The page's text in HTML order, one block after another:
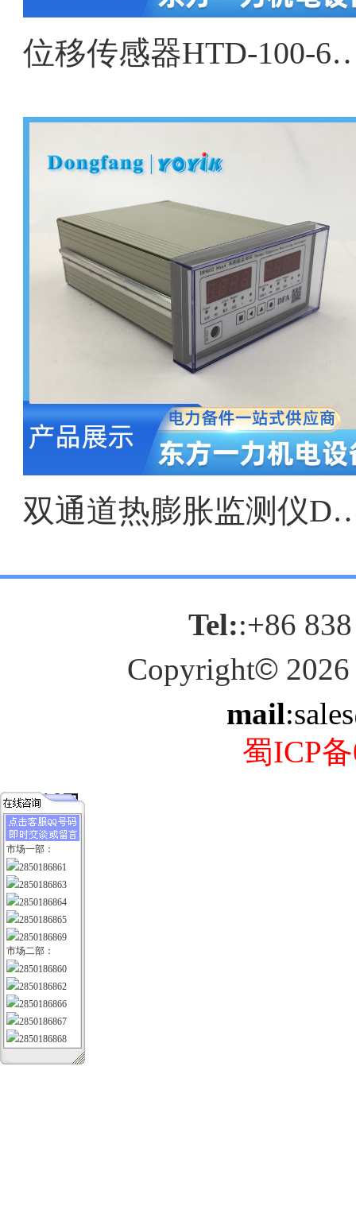
位移传感器HTD-100-6、
双通道热膨胀监
Tel::+86
Copyright© 2026
mail
蜀ICP
市场一部：
2850186861
2850186863
2850186864
2850186865
2850186869
市场二部：
2850186860
2850186862
2850186866
2850186867
2850186868